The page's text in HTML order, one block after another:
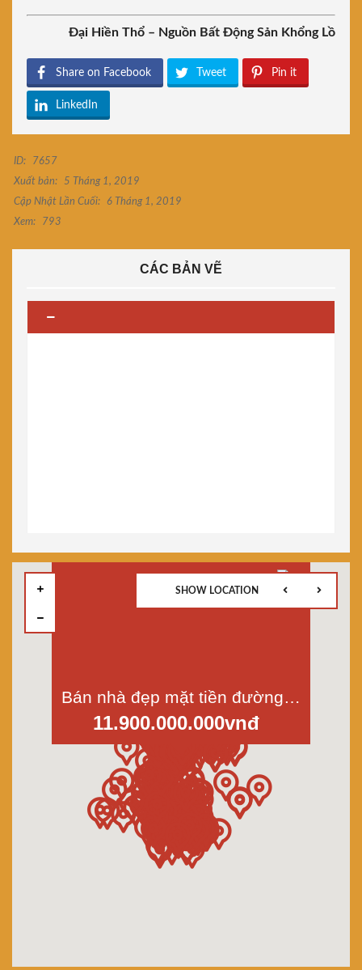
Đại Hiền Thổ – Nguồn Bất Động Sản Khổng Lồ
Share on Facebook Tweet Pin it
LinkedIn
ID:
7657
Xuất bản:
5 Tháng 1, 2019
Cập Nhật Lần Cuối:
6 Tháng 1, 2019
Xem:
793
CÁC BẢN VẼ
Bán nhà đẹp mặt tiền đường 22, KDC Bình Phú 1, p.11, quận 6, Dt 4x19m, xây chất lượng
11.900.000.000vnđ
SHOW LOCATION